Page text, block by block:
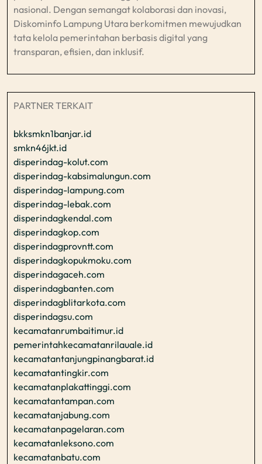
nasional. Dengan semangat kolaborasi dan inovasi,
Diskominfo Lampung Utara berkomitmen mewujudkan
tata kelola pemerintahan berbasis digital yang
transparan, efisien, dan inklusif.​
PARTNER TERKAIT
bkksmkn1banjar.id
smkn46jkt.id
disperindag-kolut.com
disperindag-kabsimalungun.com
disperindag-lampung.com
disperindag-lebak.com
disperindagkendal.com
disperindagkop.com
disperindagprovntt.com
disperindagkopukmoku.com
disperindagaceh.com
disperindagbanten.com
disperindagblitarkota.com
disperindagsu.com
kecamatanrumbaitimur.id
pemerintahkecamatanrilauale.id
kecamatantanjungpinangbarat.id
kecamatantingkir.com
kecamatanplakattinggi.com
kecamatantampan.com
kecamatanjabung.com
kecamatanpagelaran.com
kecamatanleksono.com
kecamatanbatu.com